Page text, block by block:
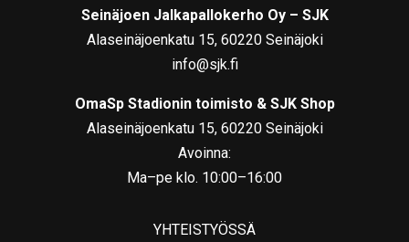
Seinäjoen Jalkapallokerho Oy – SJK
Alaseinäjoenkatu 15, 60220 Seinäjoki
info@sjk.fi
OmaSp Stadionin toimisto & SJK Shop
Alaseinäjoenkatu 15, 60220 Seinäjoki
Avoinna:
Ma–pe klo. 10:00–16:00
YHTEISTYÖSSÄ